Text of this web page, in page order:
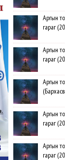
Аргын
гараг
Аргын
гараг
Аргын
Аргын
гараг
Аргын
гараг